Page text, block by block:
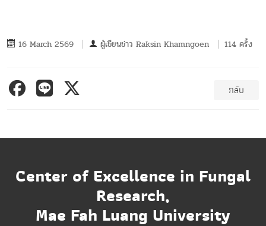
16 March 2569 ผู้เขียนข่าว Raksin Khamngoen 114 ครั้ง
กลับ
Center of Excellence in Fungal
Research,
Mae Fah Luang University